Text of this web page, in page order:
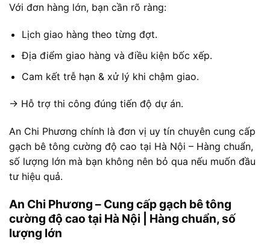
Với đơn hàng lớn, bạn cần rõ ràng:
Lịch giao hàng theo từng đợt.
Địa điểm giao hàng và điều kiện bốc xếp.
Cam kết trễ hạn & xử lý khi chậm giao.
→ Hỗ trợ thi công đúng tiến độ dự án.
An Chi Phương chính là đơn vị uy tín chuyên cung cấp
gạch bê tông cường độ cao tại Hà Nội – Hàng chuẩn,
số lượng lớn mà bạn không nên bỏ qua nếu muốn đầu
tư hiệu quả.
An Chi Phương – Cung cấp gạch bê tông
cường độ cao tại Hà Nội | Hàng chuẩn, số
lượng lớn